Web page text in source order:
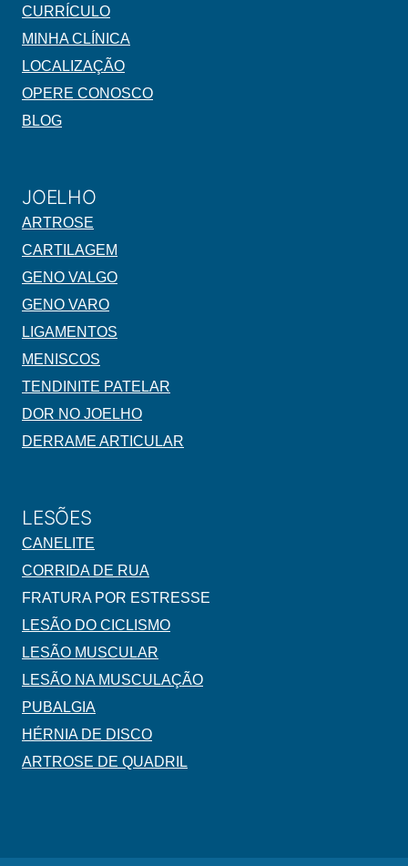
CURRÍCULO
MINHA CLÍNICA
LOCALIZAÇÃO
OPERE CONOSCO
BLOG
JOELHO
ARTROSE
CARTILAGEM
GENO VALGO
GENO VARO
LIGAMENTOS
MENISCOS
TENDINITE PATELAR
DOR NO JOELHO
DERRAME ARTICULAR
LESÕES
CANELITE
CORRIDA DE RUA
FRATURA POR ESTRESSE
LESÃO DO CICLISMO
LESÃO MUSCULAR
LESÃO NA MUSCULAÇÃO
PUBALGIA
HÉRNIA DE DISCO
ARTROSE DE QUADRIL